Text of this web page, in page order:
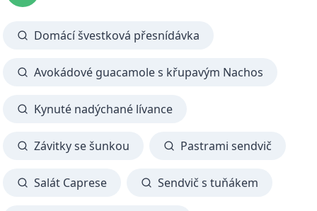
Domácí švestková přesnídávka
Avokádové guacamole s křupavým Nachos
Kynuté nadýchané lívance
Závitky se šunkou Pastrami sendvič
Salát Caprese Sendvič s tuňákem